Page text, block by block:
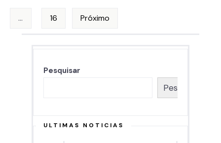
posts
… 16 Próximo
Pesquisar
Pesquisar
ULTIMAS NOTICIAS